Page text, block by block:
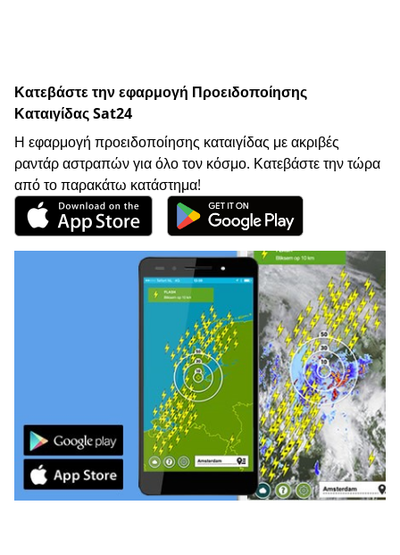
Κατεβάστε την εφαρμογή Προειδοποίησης
Καταιγίδας Sat24
Η εφαρμογή προειδοποίησης καταιγίδας με ακριβές
ραντάρ αστραπών για όλο τον κόσμο. Κατεβάστε την τώρα
από το παρακάτω κατάστημα!